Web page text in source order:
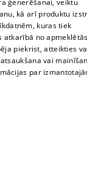
копирование
строго
любого
, возможна
ģenerēšanai, veiktu
kā arī produktu
kuras tiek
atkarībā no
piekrist, atteikties
vai
par